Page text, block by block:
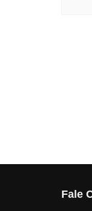
Fale